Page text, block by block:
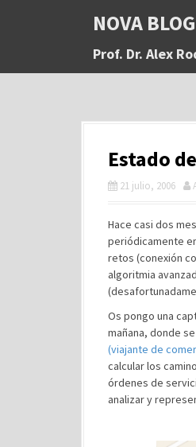
a
NOVA BLOG
Prof. Dr. Alex
Estado
21 julio, 2006
Hace casi dos
periódicamente
retos (conexión
algoritmia
Os pongo una
mañana, donde
(viajante de
calcular los
órdenes de
analizar y